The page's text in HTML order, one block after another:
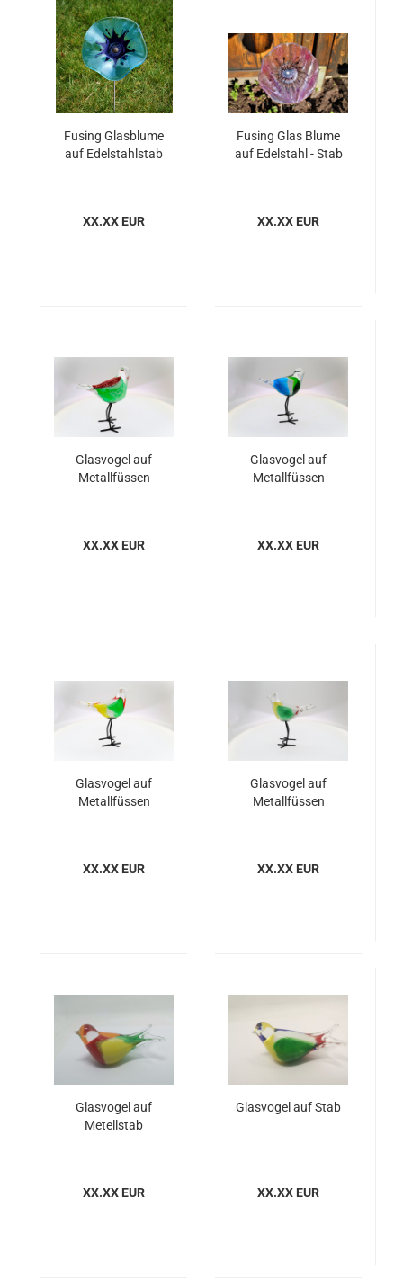
Fusing Glasblume
auf Edelstahlstab
XX.XX EUR
Fusing Glas Blume
auf Edelstahl - Stab
XX.XX EUR
Glasvogel auf
Metallfüssen
XX.XX EUR
Glasvogel auf
Metallfüssen
XX.XX EUR
Glasvogel auf
Metallfüssen
XX.XX EUR
Glasvogel auf
Metallfüssen
XX.XX EUR
Glasvogel auf
Metellstab
XX.XX EUR
Glasvogel auf Stab
XX.XX EUR